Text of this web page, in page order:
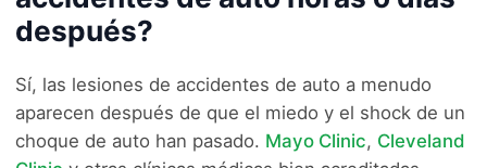
después?
Sí, las lesiones de accidentes de auto a menudo
aparecen después de que el miedo y el shock de un
choque de auto han pasado. Mayo Clinic, Cleveland